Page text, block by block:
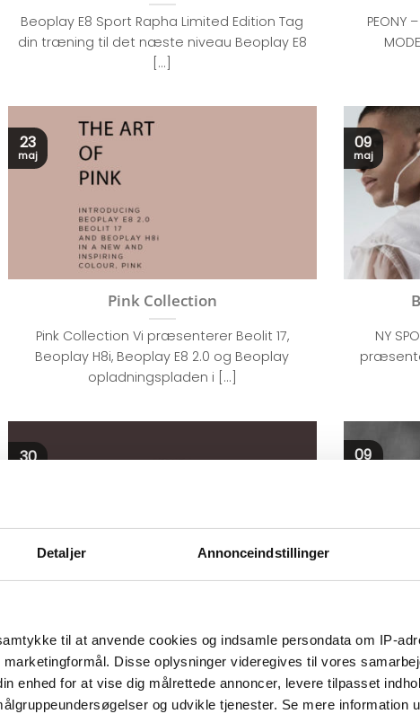
Detaljer Annonceindstillinger
til at anvende cookies og indsamle persondata om IP-
Disse oplysninger videregives til vores
enhed for at vise dig målrettede annoncer, levere tilpasset
og udvikle tjenester. Se mere information
Beoplay E8 Sport Rapha Limited Edition Tag
din træning til det næste niveau Beoplay E8
[...]
PEONY
Pink Collection
Pink Collection Vi præsenterer Beolit 17,
Beoplay H8i, Beoplay E8 2.0 og Beoplay
opladningspladen i [...]
23
maj
NY
09
maj
Vi er stolte over at kunne præsentere Bang
& Olufsen Interiør Kollektion 2018: BRONZE
COLLECTION [...]
30
David
09